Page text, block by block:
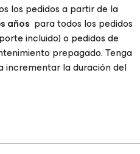
los pedidos a partir de la
años para todos los pedidos
incluido) o pedidos de
prepagado. Tenga
incrementar la duración del